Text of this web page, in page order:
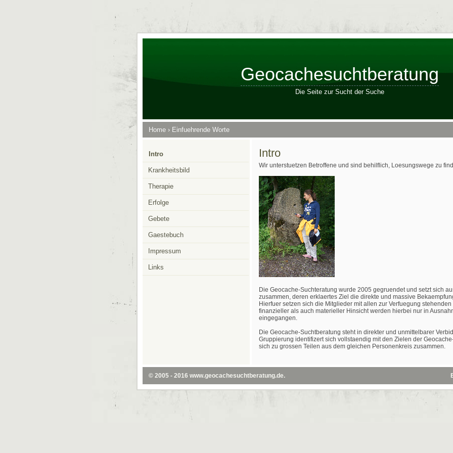
Geocachesuchtberatung
Die Seite zur Sucht der Suche
Home › Einfuehrende Worte
Intro
Wir unterstuetzen Betroffene und sind behilflich, Loesungswege zu
Die Geocache-Suchteratung wurde 2005 gegruendet und setzt sich
zusammen, deren erklaertes Ziel die direkte und massive
Hierfuer setzen sich die Mitglieder mit allen zur Verfuegung
finanzieller als auch materieller Hinsicht werden hierbei nur in
eingegangen.
Die Geocache-Suchtberatung steht in direkter und unmittelbarer
Gruppierung identifizert sich vollstaendig mit den Zielen der
sich zu grossen Teilen aus dem gleichen Personenkreis zusammen.
Intro
Krankheitsbild
Therapie
Erfolge
Gebete
Gaestebuch
Impressum
Links
© 2005 - 2016 www.geocachesuchtberatung.de.